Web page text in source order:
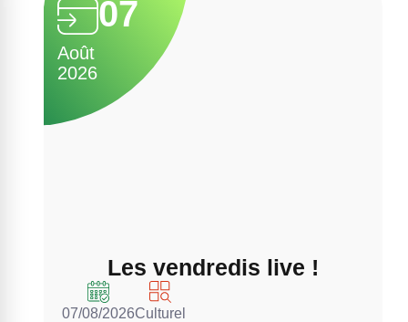
07
Août
2026
Les vendredis live !
07/08/2026Culturel